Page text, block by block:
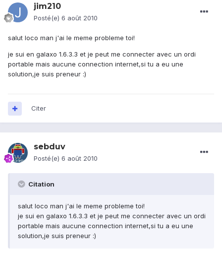
jim210
Posté(e) 6 août 2010
salut loco man j'ai le meme probleme toi!
je sui en galaxo 1.6.3.3 et je peut me connecter avec un ordi
portable mais aucune connection internet,si tu a eu une
solution,je suis preneur :)
Citer
sebduv
Posté(e) 6 août 2010
Citation
salut loco man j'ai le meme probleme toi!
je sui en galaxo 1.6.3.3 et je peut me connecter avec un ordi
portable mais aucune connection internet,si tu a eu une
solution,je suis preneur :)